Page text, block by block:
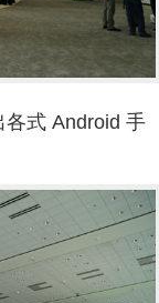
式 Android 手